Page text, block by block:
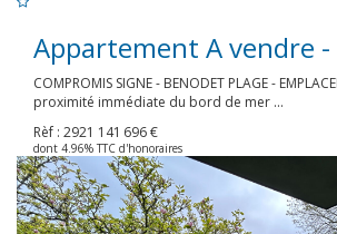
Appartement A vendre -
COMPROMIS SIGNE - BENODET PLAGE -
proximité immédiate du bord de mer ...
Rèf : 2921 141 696 €
dont 4.96% TTC d'honoraires